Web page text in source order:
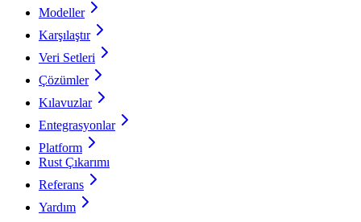
Modeller
Karşılaştır
Veri Setleri
Çözümler
Kılavuzlar
Entegrasyonlar
Platform
Rust Çıkarımı
Referans
Yardım